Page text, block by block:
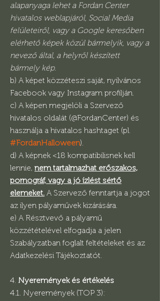
alapanyaga lehet a Fordan Center
hivatalos weblapjáról, Social Media
felületeiről, vagy a Google keresőben
elérhető képek közül bármelyik, vagy a
nevező által, a helyről készített
bármely kép.
b) A képet közzéteszi saját, nyilvános
Facebook vagy Instagram profilján.
c) A képen megjelöli a Szervező
hivatalos oldalát (@FordanCenter) és
használja a hivatalos hashtaget (pl.
#FordanHalloween).
d) A képnek <18 kompatibilisnek kell
lennie, nem tartalmazhat erőszakos,
pornográf, vagy a jó ízlést sértő
elemeket. A Szervező fenntartja a jogot
az ilyen pályaművek kizárására.
e) A Résztvevő a pályamű
közzétételével elfogadja a jelen
Szabályzatban foglalt feltételeket és az
Adatkezelési Tájékoztatót.
4. Nyeremények és értékelés
4.1. Nyeremények (TOP 3):